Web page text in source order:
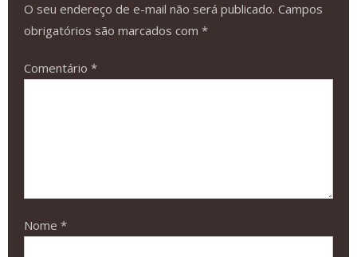
O seu endereço de e-mail não será publicado. Campos
obrigatórios são marcados com *
Comentário *
Nome *